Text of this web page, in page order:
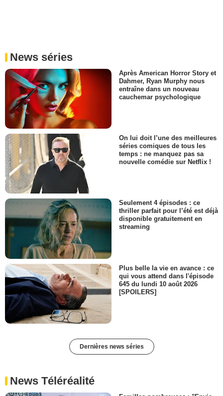
News séries
Après American Horror Story et
Dahmer, Ryan Murphy nous
entraîne dans un nouveau
cauchemar psychologique
On lui doit l’une des meilleures
séries comiques de tous les
temps : ne manquez pas sa
nouvelle comédie sur Netflix !
Seulement 4 épisodes : ce
thriller parfait pour l’été est déjà
disponible gratuitement en
streaming
Plus belle la vie en avance : ce
qui vous attend dans l'épisode
645 du lundi 10 août 2026
[SPOILERS]
Dernières news séries
News Téléréalité